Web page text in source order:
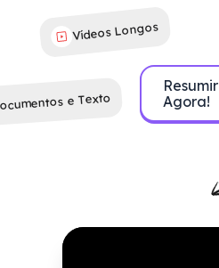
Vídeos Longos
e Texto
Resumir
Agora!